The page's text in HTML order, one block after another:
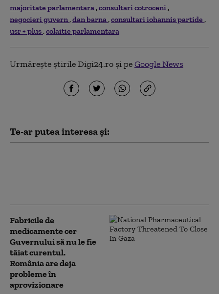
majoritate parlamentara consultari cotroceni
negocieri guvern dan barna consultari iohannis partide
usr + plus colaitie parlamentara
Urmărește știrile Digi24.ro și peGoogle News
Te-ar putea interesa și:
Fabricile de
medicamente cer
Guvernului să nu le fie
tăiat curentul.
România are deja
probleme în
aprovizionare